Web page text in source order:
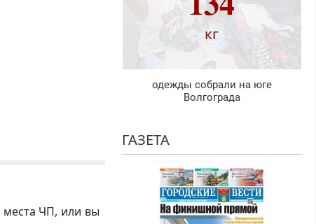
места ЧП, или вы
кг
одежды собрали на юге
Волгограда
ГАЗЕТА